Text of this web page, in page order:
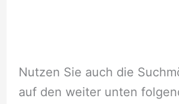
Nutzen Sie auch die
auf den weiter unten